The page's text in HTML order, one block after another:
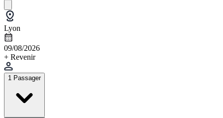
Lyon
09/08/2026
+ Revenir
1 Passager